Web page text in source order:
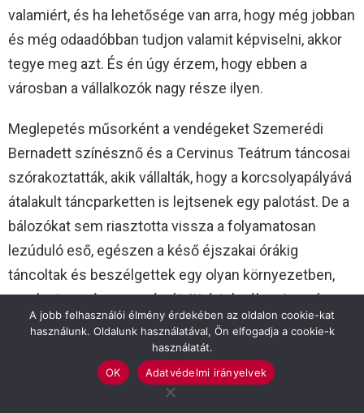
valamiért, és ha lehetősége van arra, hogy még jobban
és még odaadóbban tudjon valamit képviselni, akkor
tegye meg azt. És én úgy érzem, hogy ebben a
városban a vállalkozók nagy része ilyen.
Meglepetés műsorként a vendégeket Szemerédi
Bernadett színésznő és a Cervinus Teátrum táncosai
szórakoztatták, akik vállalták, hogy a korcsolyapályává
átalakult táncparketten is lejtsenek egy palotást. De a
bálozókat sem riasztotta vissza a folyamatosan
lezúduló eső, egészen a késő éjszakai órákig
táncoltak és beszélgettek egy olyan környezetben,
amelyet a szó szoros és átvitt értelmében is a víz
hatott át.
Fotók: Bodnár István
A jobb felhasználói élmény érdekében az oldalon cookie-kat
használunk. Oldalunk használatával, Ön elfogadja a cookie-k
használatát.
OK
Adatvédelmi irányelvek